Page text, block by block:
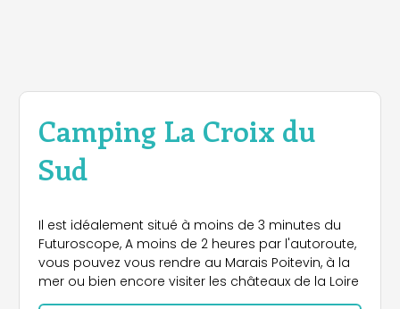
Camping La Croix du
Sud
Il est idéalement situé à moins de 3 minutes du
Futuroscope, A moins de 2 heures par l'autoroute,
vous pouvez vous rendre au Marais Poitevin, à la
mer ou bien encore visiter les châteaux de la Loire